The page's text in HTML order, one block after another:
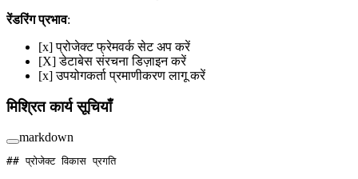
रेंडरिंग प्रभाव:
[x] प्रोजेक्ट फ्रेमवर्क सेट अप करें
[X] डेटाबेस संरचना डिज़ाइन करें
[x] उपयोगकर्ता प्रमाणीकरण लागू करें
मिश्रित कार्य सूचियाँ
markdown
## प्रोजेक्ट विकास प्रगति